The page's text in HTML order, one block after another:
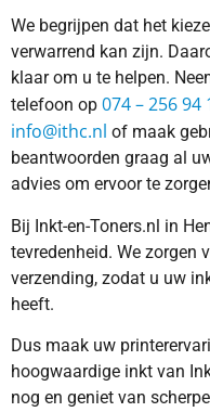
We begrijpen dat het
verwarrend kan zijn.
klaar om u te helpen.
telefoon op 074 – 256 94
info@ithc.nl of maak
beantwoorden graag al
advies om ervoor te
Bij Inkt-en-Toners.nl in
tevredenheid. We zorgen
verzending, zodat u uw
heeft.
Dus maak uw
hoogwaardige inkt van
nog en geniet van